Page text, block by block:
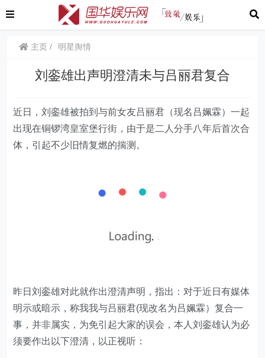
主页 明星舆情
刘銮雄出声明澄清未与吕丽君复合
近日，刘銮雄被拍到与前女友吕丽君（现名吕姵霖）一起
出现在铜锣湾皇室堡行街，由于是二人分手八年后首次合
体，引起不少旧情复燃的揣测。
昨日刘銮雄对此就作出澄清声明，指出：对于近日有媒体
明示或暗示，称我我与吕丽君(现改名为吕姵霖）复合一
事，并非属实，为免引起大家的误会，本人刘銮雄认为必
须要作出以下澄清，以正视听：